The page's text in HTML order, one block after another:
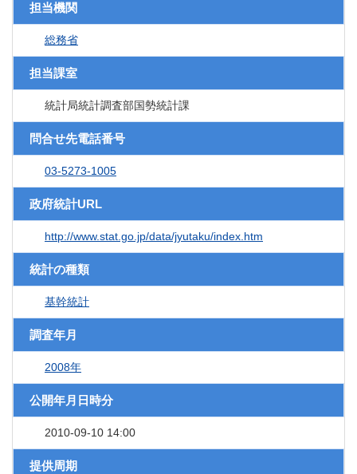
担当機関
総務省
担当課室
統計局統計調査部国勢統計課
問合せ先電話番号
03-5273-1005
政府統計URL
http://www.stat.go.jp/data/jyutaku/index.htm
統計の種類
基幹統計
調査年月
2008年
公開年月日時分
2010-09-10 14:00
提供周期